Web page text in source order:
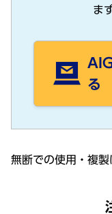
ま
る
無断での使⽤・複製